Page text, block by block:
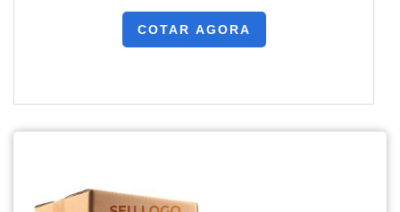
COTAR AGORA